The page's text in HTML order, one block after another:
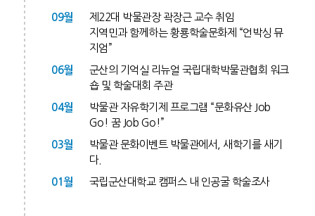
09월
제22대 박물관장 곽장근 교수 취임
지역민과 함께하는 황룡학술문화제 “언박싱 뮤
지엄”
06월
군산의 기억실 리뉴얼 국립대학박물관협회 워크
숍 및 학술대회 주관
04월
박물관 자유학기제 프로그램 “문화유산 Job
Go! 꿈 Job Go!”
03월
박물관 문화이벤트 박물관에서, 새학기를 새기
다.
01월 국립군산대학교 캠퍼스 내 인공굴 학술조사